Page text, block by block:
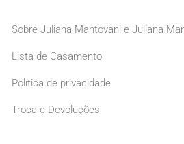
Sobre Juliana Mantovani e Juliana
Lista de Casamento
Política de privacidade
Troca e Devoluções